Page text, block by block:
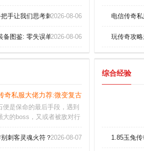
手让我们思考刺客心灵召唤
2026-08-06
备图鉴: 零失误单刷赤月恶魔实战教学
2026-08-06
电信传奇
玩传奇攻
奇私服大佬力荐:微变复古版；单刷爆出青龙
便是保命的最后手段，遇到
大的boss，又或者被敌对行
景，提供波澜壮阔的冒险体
刺客灵魂火符？2026-08-07
综合经验
1.85玉兔